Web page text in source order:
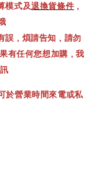
模式及退換貨條件 ，
誤，煩請告知，請勿
有任何您想加購，我
於營業時間來電或私